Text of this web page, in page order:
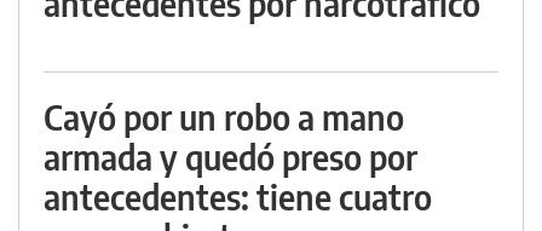
Cayó por un robo a mano
armada y quedó preso por
antecedentes: tiene cuatro